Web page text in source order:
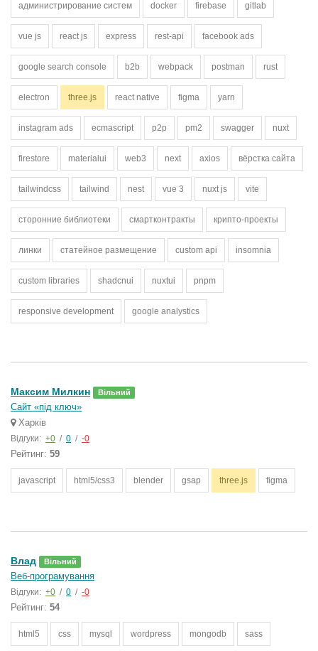
администрирование систем docker firebase gitlab
vue js react js express rest-api facebook ads
google search console b2b webpack postman rust
electron three.js react native figma yarn
instagram ads ecmascript p2p pm2 swagger nuxt
firestore materialui web3 next axios вёрстка сайта
tailwindcss tailwind nest vue 3 nuxt js vite
сторонние библиотеки смартконтракты крипто-проекты
линки статейное размещение custom api insomnia
custom libraries shadcnui nuxtui pnpm
responsive development google analystics
Максим Милкин Вільний
Сайт «під ключ»
Харків
Відгуки: +0 / 0 / -0
Рейтинг: 59
javascript html5/css3 blender gsap three.js figma
Влад Вільний
Веб-програмування
Відгуки: +0 / 0 / -0
Рейтинг: 54
html5 css mysql wordpress mongodb sass